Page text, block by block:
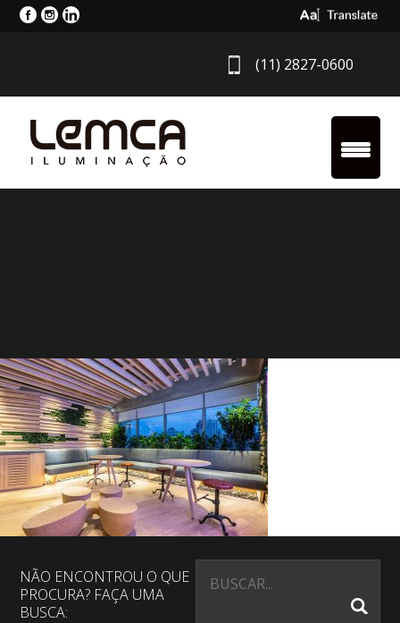
Select
(11) 2827-0600
NÃO ENCONTROU O QUE
PROCURA? FAÇA UMA
BUSCA: